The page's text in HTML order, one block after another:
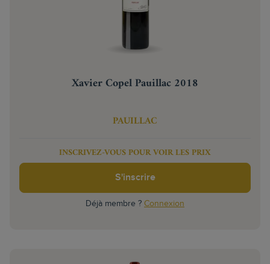
Xavier Copel Pauillac 2018
PAUILLAC
INSCRIVEZ-VOUS POUR VOIR LES PRIX
S'inscrire
Déjà membre ? Connexion